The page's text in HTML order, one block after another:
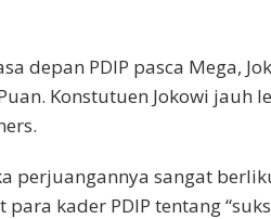
depan PDIP pasca Mega,
Konstutuen Jokowi jauh
perjuangannya sangat
kader PDIP tentang